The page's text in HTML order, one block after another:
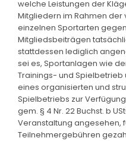
welche Leistungen der
Mitgliedern im Rahmen
einzelnen Sportarten
Mitgliedsbeiträgen
stattdessen lediglich
sei es, Sportanlagen wie
Trainings- und
eines organisierten und
Spielbetriebs zur
gem. § 4 Nr. 22 Buchst. b
Veranstaltung angesehen,
Teilnehmergebühren